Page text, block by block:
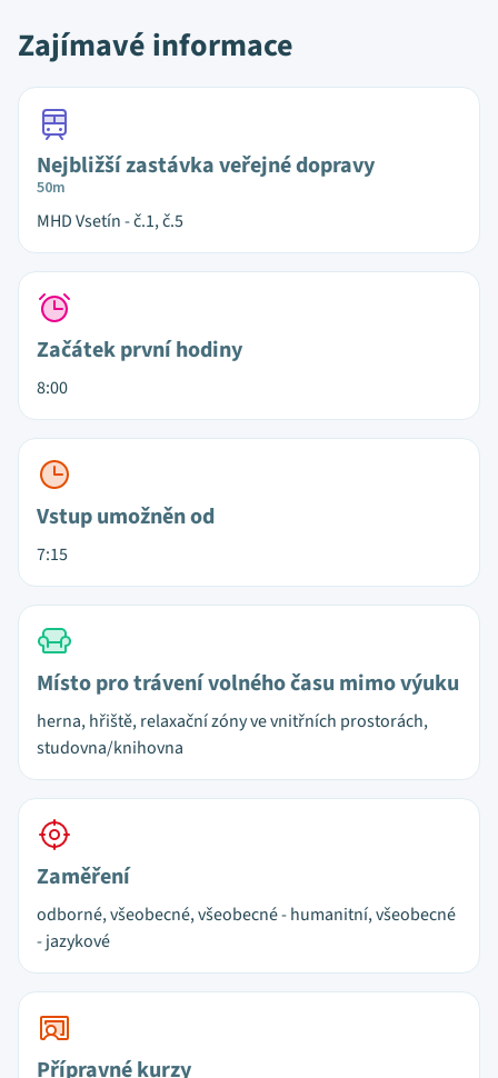
Zajímavé informace
Nejbližší zastávka veřejné dopravy
50m
MHD Vsetín - č.1, č.5
Začátek první hodiny
8:00
Vstup umožněn od
7:15
Místo pro trávení volného času mimo výuku
herna, hřiště, relaxační zóny ve vnitřních prostorách,
studovna/knihovna
Zaměření
odborné, všeobecné, všeobecné - humanitní, všeobecné
- jazykové
Přípravné kurzy